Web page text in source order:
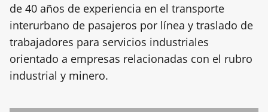
de 40 años de experiencia en el transporte
interurbano de pasajeros por línea y traslado de
trabajadores para servicios industriales
orientado a empresas relacionadas con el rubro
industrial y minero.